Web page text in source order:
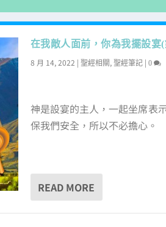
在我敵人面前，你為我擺設宴
8 月 14, 2022 | 聖經相關 , 聖經筆記| 0
神是設宴的主人，一起坐席表
保我們安全，所以不必擔心。
READ MORE